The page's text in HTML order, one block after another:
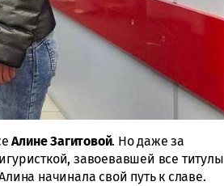
Алине Загитовой. Но даже за
завоевавшей все титулы
начинала свой путь к славе.